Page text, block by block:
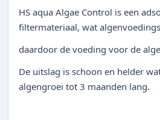
HS aqua Algae Control is een
filtermateriaal, wat
daardoor de voeding voor de
De uitslag is schoon en helder
algengroei tot 3 maanden lang.